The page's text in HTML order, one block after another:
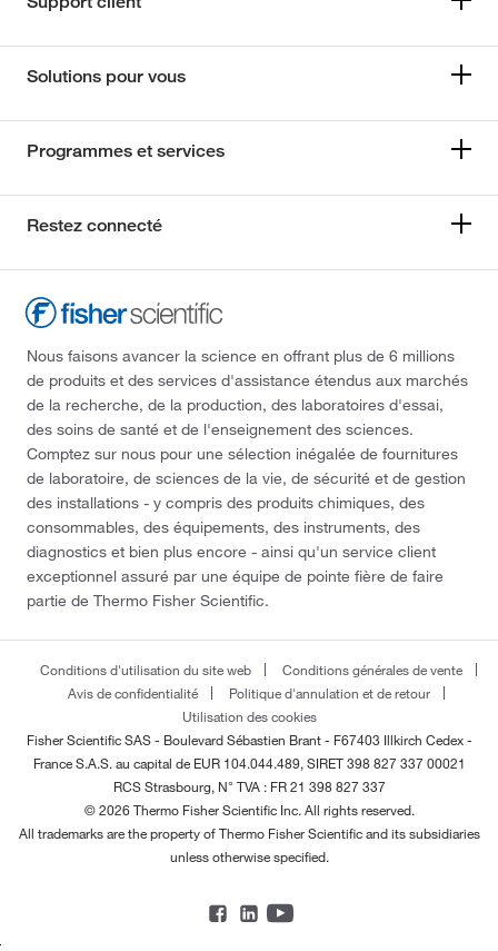
Solutions pour vous
Programmes et services
Restez connecté
Nous faisons avancer la science en offrant plus de 6 millions
de produits et des services d'assistance étendus aux marchés
de la recherche, de la production, des laboratoires d'essai,
des soins de santé et de l'enseignement des sciences.
Comptez sur nous pour une sélection inégalée de fournitures
de laboratoire, de sciences de la vie, de sécurité et de gestion
des installations - y compris des produits chimiques, des
consommables, des équipements, des instruments, des
diagnostics et bien plus encore - ainsi qu'un service client
exceptionnel assuré par une équipe de pointe fière de faire
partie de Thermo Fisher Scientific.
Conditions d'utilisation du site web
Conditions générales de vente
Avis de confidentialité
Politique d'annulation et de retour
Utilisation des cookies
Fisher Scientific SAS - Boulevard Sébastien Brant - F67403 Illkirch Cedex -
FranceS.A.S. au capital de EUR 104.044.489, SIRET 398 827 337 00021
RCS Strasbourg, N° TVA : FR 21 398 827 337
© 2026 Thermo Fisher Scientific Inc. All rights reserved.
All trademarks are the property of Thermo Fisher Scientific and its subsidiaries
unless otherwise specified.